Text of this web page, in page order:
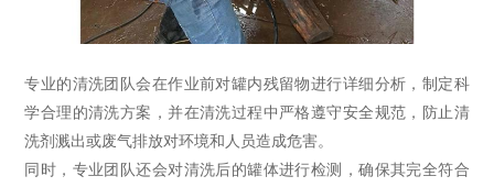
专业的清洗团队会在作业前对罐内残留物进行详细分析，制定科
学合理的清洗方案，并在清洗过程中严格遵守安全规范，防止清
洗剂溅出或废气排放对环境和人员造成危害。
同时，专业团队还会对清洗后的罐体进行检测，确保其完全符合